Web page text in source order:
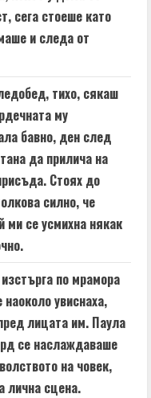
сега стоеше като
и следа от
тихо, сякаш
му
бавно, ден след
да прилича на
Стоях до
силно, че
ми се усмихна някак
по мрамора
увиснаха,
лицата им. Паула
се наслаждаваше
на човек,
лична сцена.